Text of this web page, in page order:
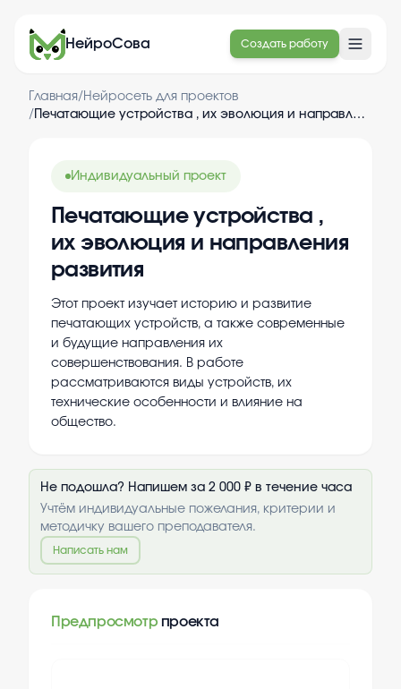
НейроСова Создать работу
Главная/ Нейросеть для проектов
/
Печатающие устройства , их эволюция и направления развития
Индивидуальный проект
Печатающие устройства ,
их эволюция и направления
развития
Этот проект изучает историю и развитие
печатающих устройств, а также современные
и будущие направления их
совершенствования. В работе
рассматриваются виды устройств, их
технические особенности и влияние на
общество.
Не подошла? Напишем за 2 000 ₽ в течение часа
Учтём индивидуальные пожелания, критерии и
методичку вашего преподавателя.
Написать нам
Предпросмотр проекта